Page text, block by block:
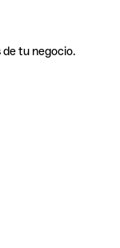
tu negocio.